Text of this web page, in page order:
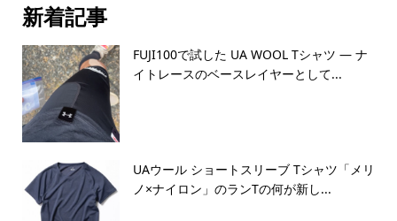
新着記事
FUJI100で試した UA WOOL Tシャツ — ナ
イトレースのベースレイヤーとして...
UAウール ショートスリーブ Tシャツ「メリ
ノ×ナイロン」のランTの何が新し...